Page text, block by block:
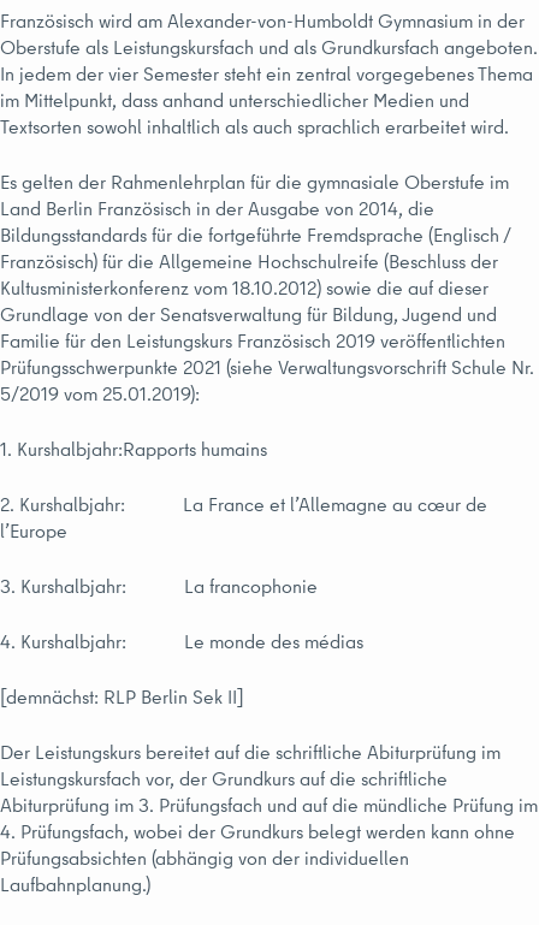
Französisch wird am Alexander-von-Humboldt Gymnasium in der
Oberstufe als Leistungskursfach und als Grundkursfach angeboten.
In jedem der vier Semester steht ein zentral vorgegebenes Thema
im Mittelpunkt, dass anhand unterschiedlicher Medien und
Textsorten sowohl inhaltlich als auch sprachlich erarbeitet wird.
Es gelten der Rahmenlehrplan für die gymnasiale Oberstufe im
Land Berlin Französisch in der Ausgabe von 2014, die
Bildungsstandards für die fortgeführte Fremdsprache (Englisch /
Französisch) für die Allgemeine Hochschulreife (Beschluss der
Kultusministerkonferenz vom 18.10.2012) sowie die auf dieser
Grundlage von der Senatsverwaltung für Bildung, Jugend und
Familie für den Leistungskurs Französisch 2019 veröffentlichten
Prüfungsschwerpunkte 2021 (siehe Verwaltungsvorschrift Schule Nr.
5/2019 vom 25.01.2019):
1. Kurshalbjahr:Rapports humains
2. Kurshalbjahr: La France et l’Allemagne au cœur de
l’Europe
3. Kurshalbjahr: La francophonie
4. Kurshalbjahr: Le monde des médias
[demnächst: RLP Berlin Sek II]
Der Leistungskurs bereitet auf die schriftliche Abiturprüfung im
Leistungskursfach vor, der Grundkurs auf die schriftliche
Abiturprüfung im 3. Prüfungsfach und auf die mündliche Prüfung im
4. Prüfungsfach, wobei der Grundkurs belegt werden kann ohne
Prüfungsabsichten (abhängig von der individuellen
Laufbahnplanung.)